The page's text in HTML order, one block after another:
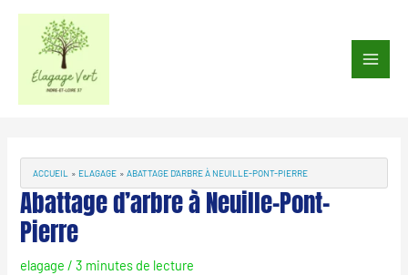
Aller
contenu
Main
ACCUEIL ELAGAGE ABATTAGE D’ARBRE À NEUILLE-PONT-PIERRE
Abattage d’arbre à Neuille-Pont-
Pierre
elagage /3 minutes de lecture
articles